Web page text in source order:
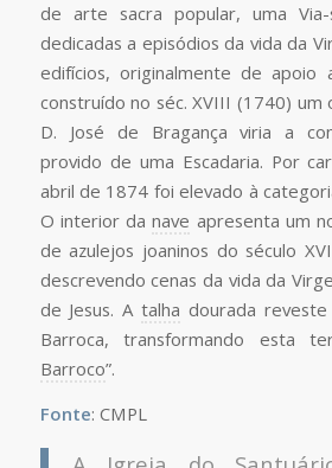
de arte sacra popular, uma Via-
dedicadas a episódios da vida da
edifícios, originalmente de apoio
construído no séc. XVIII (1740)
D. José de Bragança viria a
provido de uma Escadaria. Por
abril de 1874 foi elevado à
O interior danave apresenta um
de azulejos joaninos do século
descrevendo cenas da vida da
de Jesus. Atalha dourada
Barroca, transformando esta
Barroco”.
Fonte: CMPL